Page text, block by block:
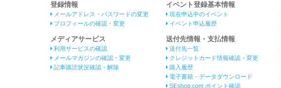
登録情報
メールアドレス・パスワードの変更
プロフィールの確認・変更
メディアサービス
利用サービスの確認
メールマガジンの確認・変更
記事購読状況確認・解除
イベント登録基本情報
現在申込中のイベント
イベント申込履歴
送付先情報・支払情報
送付先一覧
クレジットカード情報確認・変更
購入履歴
電子書籍・データダウンロード
SEshop.com ポイント確認